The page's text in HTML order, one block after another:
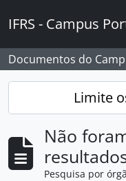
IFRS - Campus
Documentos do
Limite
Não
Pesquisa por